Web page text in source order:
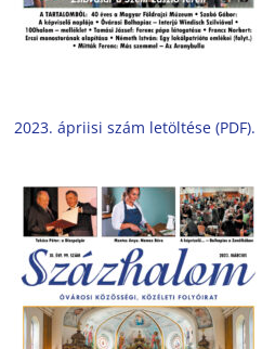
2023. ápriisi szám letöltése (PDF).